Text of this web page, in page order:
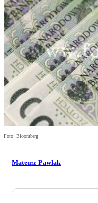
Foto: Bloomberg
Mateusz Pawlak